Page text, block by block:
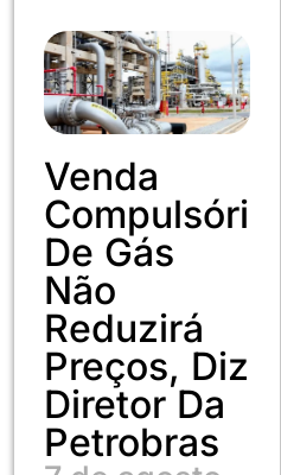
Venda
Compulsória
De Gás
Não
Reduzirá
Preços, Diz
Diretor Da
Petrobras